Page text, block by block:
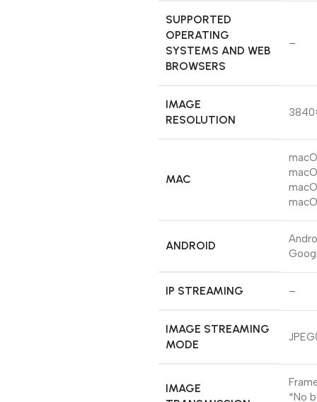
SUPPORTED
OPERATING
SYSTEMS AND WEB
BROWSERS
–
IMAGE
RESOLUTION
MAC
ANDROID
IP STREAMING –
IMAGE STREAMING
MODE
IMAGE
*No